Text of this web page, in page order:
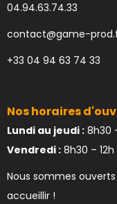
04.94.63.74.33
contact@game-
+33 04 94 63 74 33
Nos horaires
Lundi au jeudi : 8h30
Vendredi : 8h30 –
Nous sommes
accueillir !